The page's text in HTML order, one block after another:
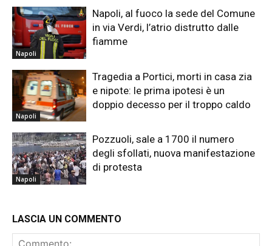
Napoli
Napoli, al fuoco la sede del Comune
in via Verdi, l’atrio distrutto dalle
fiamme
Napoli
Tragedia a Portici, morti in casa zia
e nipote: le prima ipotesi è un
doppio decesso per il troppo caldo
Napoli
Pozzuoli, sale a 1700 il numero
degli sfollati, nuova manifestazione
di protesta
LASCIA UN COMMENTO